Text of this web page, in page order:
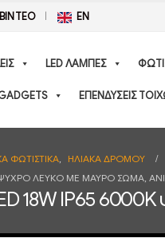
EN
LED ΛΑΜΠΕΣ
ΕΠΕΝΔΥΣΕΙΣ
ΦΩΤΙΣΤΙΚΑ,
ΗΛΙΑΚΑ ΔΡΟΜΟΥ
ΛΕΥΚΌ ΜΕ ΜΑΎΡΟ ΣΏΜΑ,
18W IP65 6000K